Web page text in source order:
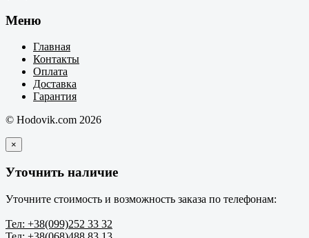
Меню
Главная
Контакты
Оплата
Доставка
Гарантия
© Hodovik.com 2026
×
Уточнить наличие
Уточните стоимость и возможность заказа по телефонам:
Тел: +38(099)252 33 32